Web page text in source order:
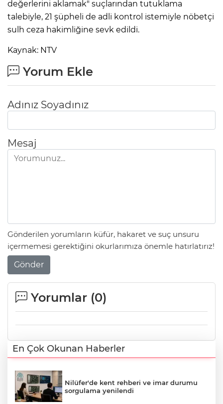
değerlerini aklamak" suçlarından tutuklama
talebiyle, 21 şüpheli de adli kontrol istemiyle nöbetçi
sulh ceza hakimliğine sevk edildi.
Kaynak: NTV
Yorum Ekle
Adınız Soyadınız
Mesaj
Gönderilen yorumların küfür, hakaret ve suç unsuru
içermemesi gerektiğini okurlarımıza önemle hatırlatırız!
Gönder
Yorumlar (0)
En Çok Okunan Haberler
Nilüfer'de kent rehberi ve imar durumu
sorgulama yenilendi